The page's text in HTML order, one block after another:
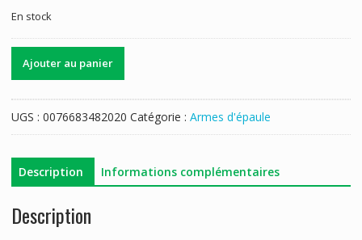
En stock
de
N°
10
WINCHESTER
Ajouter au panier
UGS : 0076683482020 Catégorie : Armes d'épaule
Description Informations complémentaires
Description